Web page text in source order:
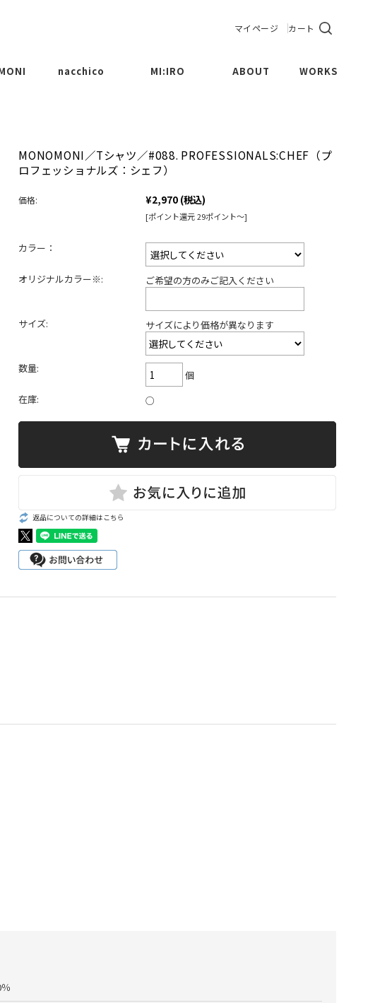
マイページ カート
nacchico
PLATE
MI:IRO
Sikaku
Kinchaku
ABOUT WORKS
MONOMONI／Tシャツ／#088. PROFESSIONALS:CHEF（プ
ロフェッショナルズ：シェフ）
価格: ¥2,970 (税込)
[ポイント還元 29ポイント～]
カラー：
オリジナルカラー※: ご希望の方のみご記入ください
サイズ: サイズにより価格が異なります
数量:
個
在庫:
○
返品についての詳細はこちら